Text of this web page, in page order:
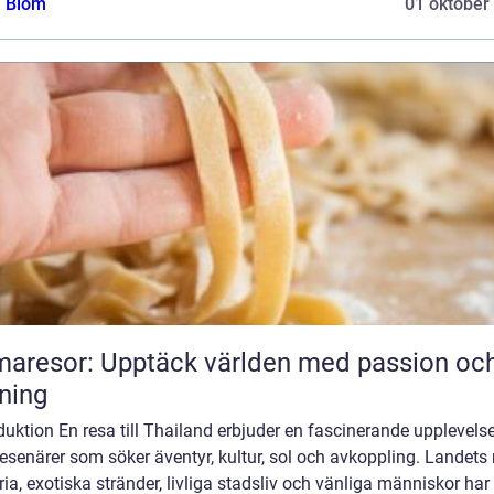
Upptäck världen med passion
En resa till Thailand erbjuder en fascinerande
som söker äventyr, kultur, sol och avkoppling. Landets
exotiska stränder, livliga stadsliv och vänliga människor